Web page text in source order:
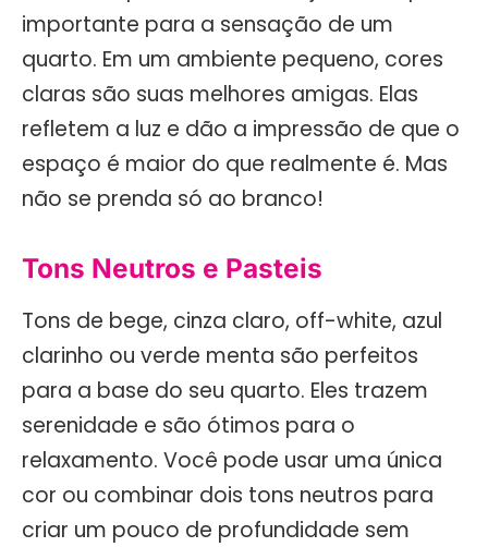
importante para a sensação de um
quarto. Em um ambiente pequeno, cores
claras são suas melhores amigas. Elas
refletem a luz e dão a impressão de que o
espaço é maior do que realmente é. Mas
não se prenda só ao branco!
Tons Neutros e Pasteis
Tons de bege, cinza claro, off-white, azul
clarinho ou verde menta são perfeitos
para a base do seu quarto. Eles trazem
serenidade e são ótimos para o
relaxamento. Você pode usar uma única
cor ou combinar dois tons neutros para
criar um pouco de profundidade sem